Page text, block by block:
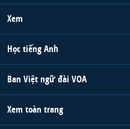
Xem
Học tiếng Anh
Ban Việt ngữ đài VOA
Xem toàn trang